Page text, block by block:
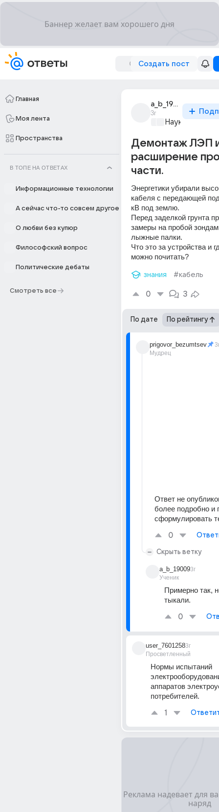
Создать пост
Главная
Моя лента
Пространства
В ТОПЕ НА ОТВЕТАХ
Информационные технологии
А сейчас что-то совсем другое
О любви без купюр
Философский вопрос
Политические дебаты
Смотреть все
a_b_19009
3г
Наука
Демонтаж ЛЭП
расширение
части.
Энергетики убирали
кабеля с передающей
кВ под землю.
Перед заделкой грунта
замеры на пробой
лыжные палки.
Что это за устройства и
можно почитать?
знания #кабель
0 3
По дате По рейтингу
prigovor_bezumtsev
Мудрец
Ответ не
более подробно и
сформулировать
0
Скрыть ветку
a_b_19009
Ученик
3г
Примерно так,
тыкали.
0
user_7601258
Просветленный
3г
Нормы испытаний
аппаратов
потребителей.
1